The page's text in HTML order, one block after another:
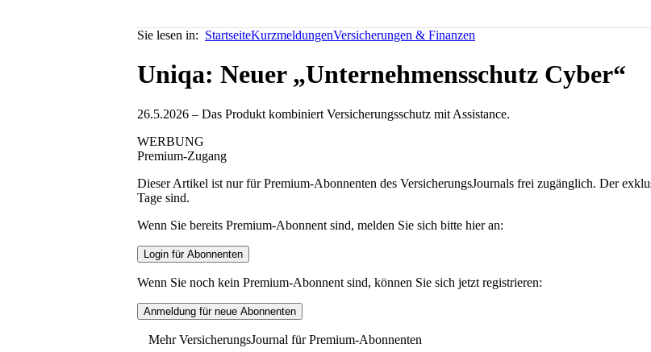
Sie lesen in: StartseiteKurzmeldungenVersicherungen & Finanzen
Uniqa: Neuer „Unternehmensschutz Cyber“
26.5.2026 – Das Produkt kombiniert Versicherungsschutz mit Assistance.
WERBUNG
Premium-Zugang
Dieser Artikel ist nur für Premium-Abonnenten des VersicherungsJournals frei zugänglich. Der
Tage sind.
Wenn Sie bereits Premium-Abonnent sind, melden Sie sich bitte hier an:
Wenn Sie noch kein Premium-Abonnent sind, können Sie sich jetzt registrieren:
Mehr VersicherungsJournal für Premium-Abonnenten